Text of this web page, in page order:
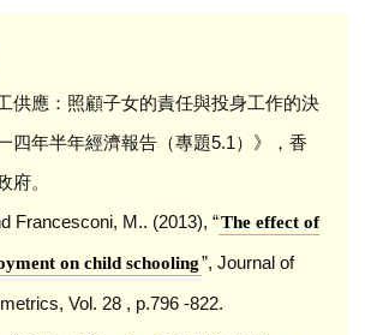
供應：照顧子女的責任與投身工作的決
四年半年經濟報告（專題5.1）》，香
府。
Francesconi, M.. (2013), “The effect of
on child schooling”, Journal of
Vol. 28 , p.796 -822.